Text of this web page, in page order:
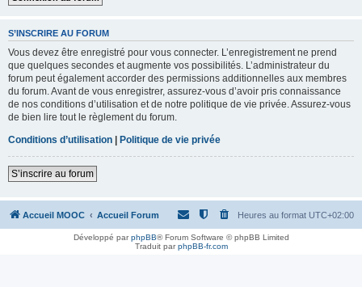
S’INSCRIRE AU FORUM
Vous devez être enregistré pour vous connecter. L’enregistrement ne prend
que quelques secondes et augmente vos possibilités. L’administrateur du
forum peut également accorder des permissions additionnelles aux membres
du forum. Avant de vous enregistrer, assurez-vous d’avoir pris connaissance
de nos conditions d’utilisation et de notre politique de vie privée. Assurez-vous
de bien lire tout le règlement du forum.
Conditions d’utilisation | Politique de vie privée
S’inscrire au forum
Accueil MOOC Accueil Forum Heures au format UTC+02:00
Développé parphpBB® Forum Software © phpBB Limited
Traduit parphpBB-fr.com